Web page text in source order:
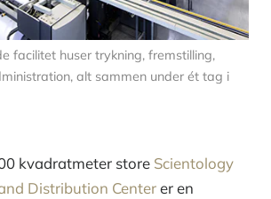
facilitet huser trykning, fremstilling,
alt sammen under ét tag i
kvadratmeter store Scientology
Distribution Centerer en